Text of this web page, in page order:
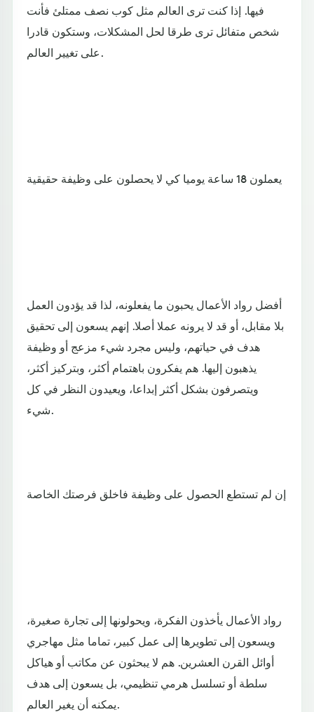
فيها. إذا كنت ترى العالم مثل كوب نصف ممتلئ فأنت
شخص متفائل ترى طرقا لحل المشكلات، وستكون قادرا
على تغيير العالم.
يعملون 18 ساعة يوميا كي لا يحصلون على وظيفة حقيقية
أفضل رواد الأعمال يحبون ما يفعلونه، لذا قد يؤدون العمل
بلا مقابل، أو قد لا يرونه عملا أصلا. إنهم يسعون إلى تحقيق
هدف في حياتهم، وليس مجرد شيء مزعج أو وظيفة
يذهبون إليها. هم يفكرون باهتمام أكثر، وبتركيز أكثر،
ويتصرفون بشكل أكثر إبداعا، ويعيدون النظر في كل
شيء.
إن لم تستطع الحصول على وظيفة فاخلق فرصتك الخاصة
رواد الأعمال يأخذون الفكرة، ويحولونها إلى تجارة صغيرة،
ويسعون إلى تطويرها إلى عمل كبير، تماما مثل مهاجري
أوائل القرن العشرين. هم لا يبحثون عن مكاتب أو هياكل
سلطة أو تسلسل هرمي تنظيمي، بل يسعون إلى هدف
يمكنه أن يغير العالم.